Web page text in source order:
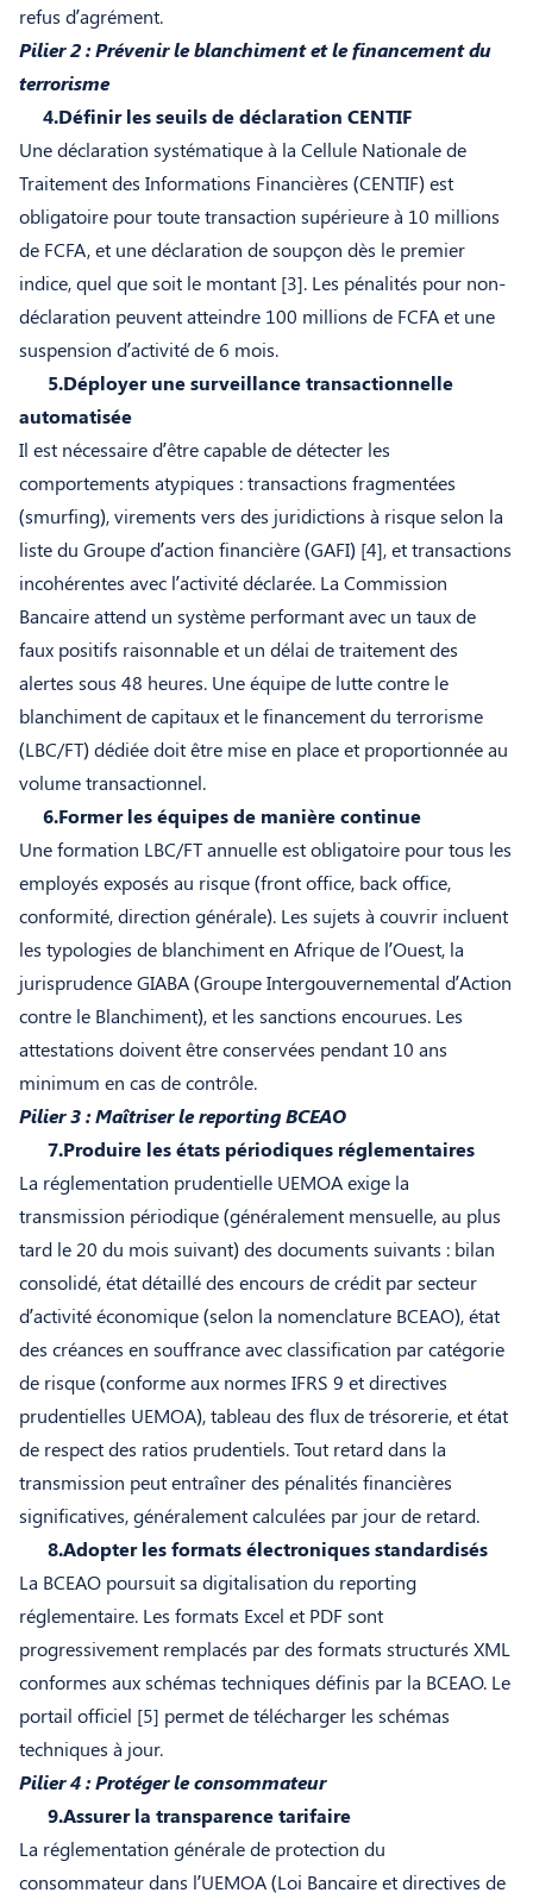
refus d’agrément.
Pilier 2 : Prévenir le blanchiment et le financement du
terrorisme
4.Définir les seuils de déclaration CENTIF
Une déclaration systématique à la Cellule Nationale de
Traitement des Informations Financières (CENTIF) est
obligatoire pour toute transaction supérieure à 10 millions
de FCFA, et une déclaration de soupçon dès le premier
indice, quel que soit le montant [3]. Les pénalités pour non-
déclaration peuvent atteindre 100 millions de FCFA et une
suspension d’activité de 6 mois.
5.Déployer une surveillance transactionnelle
automatisée
Il est nécessaire d’être capable de détecter les
comportements atypiques : transactions fragmentées
(smurfing), virements vers des juridictions à risque selon la
liste du Groupe d’action financière (GAFI) [4], et transactions
incohérentes avec l’activité déclarée. La Commission
Bancaire attend un système performant avec un taux de
faux positifs raisonnable et un délai de traitement des
alertes sous 48 heures. Une équipe de lutte contre le
blanchiment de capitaux et le financement du terrorisme
(LBC/FT) dédiée doit être mise en place et proportionnée au
volume transactionnel.
6.Former les équipes de manière continue
Une formation LBC/FT annuelle est obligatoire pour tous les
employés exposés au risque (front office, back office,
conformité, direction générale). Les sujets à couvrir incluent
les typologies de blanchiment en Afrique de l’Ouest, la
jurisprudence GIABA (Groupe Intergouvernemental d’Action
contre le Blanchiment), et les sanctions encourues. Les
attestations doivent être conservées pendant 10 ans
minimum en cas de contrôle.
Pilier 3 : Maîtriser le reporting BCEAO
7.Produire les états périodiques réglementaires
La réglementation prudentielle UEMOA exige la
transmission périodique (généralement mensuelle, au plus
tard le 20 du mois suivant) des documents suivants : bilan
consolidé, état détaillé des encours de crédit par secteur
d’activité économique (selon la nomenclature BCEAO), état
des créances en souffrance avec classification par catégorie
de risque (conforme aux normes IFRS 9 et directives
prudentielles UEMOA), tableau des flux de trésorerie, et état
de respect des ratios prudentiels. Tout retard dans la
transmission peut entraîner des pénalités financières
significatives, généralement calculées par jour de retard.
8.Adopter les formats électroniques standardisés
La BCEAO poursuit sa digitalisation du reporting
réglementaire. Les formats Excel et PDF sont
progressivement remplacés par des formats structurés XML
conformes aux schémas techniques définis par la BCEAO. Le
portail officiel [5] permet de télécharger les schémas
techniques à jour.
Pilier 4 : Protéger le consommateur
9.Assurer la transparence tarifaire
La réglementation générale de protection du
consommateur dans l’UEMOA (Loi Bancaire et directives de